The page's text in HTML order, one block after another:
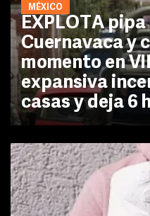
MÉXICO
EXPLOTA pipa
Cuernavaca y
momento en
expansiva
casas y deja 6